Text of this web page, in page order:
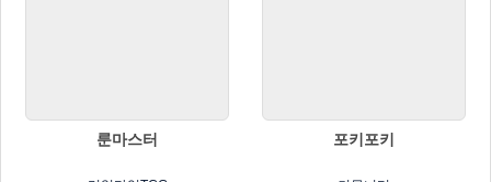
룬마스터 포키포키